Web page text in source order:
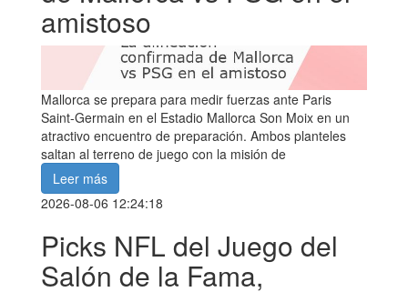
amistoso
Mallorca se prepara para medir fuerzas ante Paris
Saint-Germain en el Estadio Mallorca Son Moix en un
atractivo encuentro de preparación. Ambos planteles
saltan al terreno de juego con la misión de
Leer más
2026-08-06 12:24:18
Picks NFL del Juego del
Salón de la Fama,